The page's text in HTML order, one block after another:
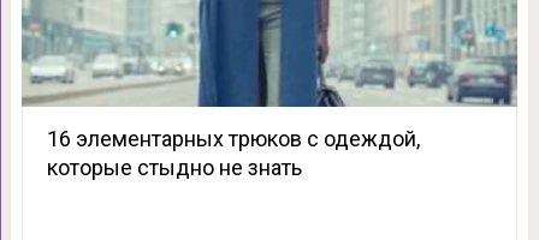
16 элементарных трюков с одеждой,
которые стыдно не знать